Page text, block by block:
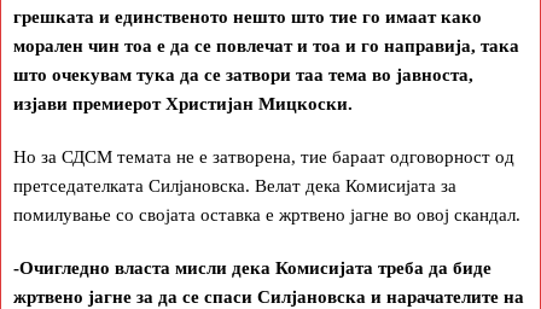
грешката и единственото нешто што тие го имаат како
морален чин тоа е да се повлечат и тоа и го направија, така
што очекувам тука да се затвори таа тема во јавноста,
изјави премиерот Христијан Мицкоски.
Но за СДСМ темата не е затворена, тие бараат одговорност од
претседателката Силјановска. Велат дека Комисијата за
помилување со својата оставка е жртвено јагне во овој скандал.
-Очигледно власта мисли дека Комисијата треба да биде
жртвено јагне за да се спаси Силјановска и нарачателите на